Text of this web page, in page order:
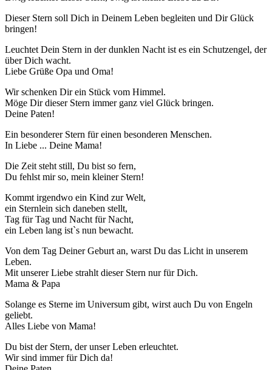
Dieser Stern soll Dich in Deinem Leben begleiten und Dir Glück
bringen!
Leuchtet Dein Stern in der dunklen Nacht ist es ein Schutzengel, der
über Dich wacht.
Liebe Grüße Opa und Oma!
Wir schenken Dir ein Stück vom Himmel.
Möge Dir dieser Stern immer ganz viel Glück bringen.
Deine Paten!
Ein besonderer Stern für einen besonderen Menschen.
In Liebe ... Deine Mama!
Die Zeit steht still, Du bist so fern,
Du fehlst mir so, mein kleiner Stern!
Kommt irgendwo ein Kind zur Welt,
ein Sternlein sich daneben stellt,
Tag für Tag und Nacht für Nacht,
ein Leben lang ist`s nun bewacht.
Von dem Tag Deiner Geburt an, warst Du das Licht in unserem
Leben.
Mit unserer Liebe strahlt dieser Stern nur für Dich.
Mama & Papa
Solange es Sterne im Universum gibt, wirst auch Du von Engeln
geliebt.
Alles Liebe von Mama!
Du bist der Stern, der unser Leben erleuchtet.
Wir sind immer für Dich da!